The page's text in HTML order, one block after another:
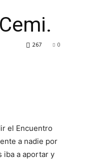
0
267
el Encuentro
a nadie por
iba a aportar y